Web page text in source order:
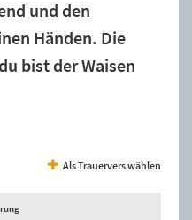
und den
Händen. Die
bist der Waisen
Als Trauervers wählen